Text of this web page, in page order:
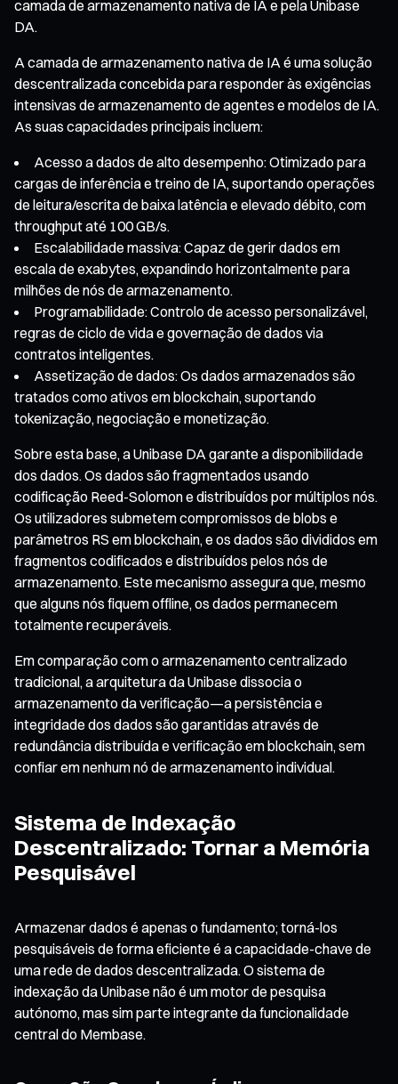
camada de armazenamento nativa de IA e pela Unibase
DA.
A camada de armazenamento nativa de IA é uma solução
descentralizada concebida para responder às exigências
intensivas de armazenamento de agentes e modelos de IA.
As suas capacidades principais incluem:
Acesso a dados de alto desempenho: Otimizado para
cargas de inferência e treino de IA, suportando operações
de leitura/escrita de baixa latência e elevado débito, com
throughput até 100 GB/s.
Escalabilidade massiva: Capaz de gerir dados em
escala de exabytes, expandindo horizontalmente para
milhões de nós de armazenamento.
Programabilidade: Controlo de acesso personalizável,
regras de ciclo de vida e governação de dados via
contratos inteligentes.
Assetização de dados: Os dados armazenados são
tratados como ativos em blockchain, suportando
tokenização, negociação e monetização.
Sobre esta base, a Unibase DA garante a disponibilidade
dos dados. Os dados são fragmentados usando
codificação Reed-Solomon e distribuídos por múltiplos nós.
Os utilizadores submetem compromissos de blobs e
parâmetros RS em blockchain, e os dados são divididos em
fragmentos codificados e distribuídos pelos nós de
armazenamento. Este mecanismo assegura que, mesmo
que alguns nós fiquem offline, os dados permanecem
totalmente recuperáveis.
Em comparação com o armazenamento centralizado
tradicional, a arquitetura da Unibase dissocia o
armazenamento da verificação—a persistência e
integridade dos dados são garantidas através de
redundância distribuída e verificação em blockchain, sem
confiar em nenhum nó de armazenamento individual.
Sistema de Indexação
Descentralizado: Tornar a Memória
Pesquisável
Armazenar dados é apenas o fundamento; torná-los
pesquisáveis de forma eficiente é a capacidade-chave de
uma rede de dados descentralizada. O sistema de
indexação da Unibase não é um motor de pesquisa
autónomo, mas sim parte integrante da funcionalidade
central do Membase.